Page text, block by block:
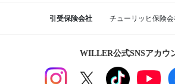
引受保険会社 チューリッヒ保険会
WILLER公式SNSアカウ